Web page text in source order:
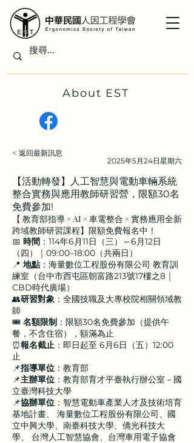
About EST
< 返回最新訊息
2025年5月24日星期六
【活動轉發】人工智慧與電動車輛系統
整合實務與應用教師研習營，限額30名
免費參加!
【 教育部指導 × AI × 車電整合 × 實務應用全新
跨域教師研習課程】限額免費報名中！
📅 時間 ：114年6月11日（三）～6月12日
（四）｜09:00–18:00（共兩日）
📍 地點 ：海量數位工程股份有限公司 教育訓
練室（台中市西屯區朝富路213號17樓之8｜
CBD時代廣場）
👥研習對象 ：全國技職及大專校院相關領域教
師
🎟 名額限制 ：限額30名免費參加（提供午
餐，不含住宿），額滿為止
⏰報名截止 ：即日起至 6月6日（五）12:00
止
📌指導單位 ：教育部
📌主辦單位 ：教育部育才平臺執行辦公室－國
立臺灣科技大學
📌協辦單位 ：智慧電動車產業人才及技術培育
基地計畫、 海量數位工程股份有限公司、國
立中興大學、南臺科技大學、僑光科技大
學、 台灣人工智慧協會、台灣車用電子協會